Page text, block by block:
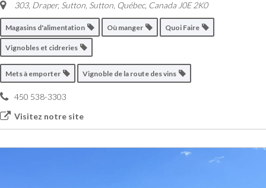
303, Draper, Sutton, Sutton, Québec, CanadaJ0E 2K0
Magasins d'alimentation Où manger Quoi Faire
Vignobles et cidreries
Mets à emporter Vignoble de la route des vins
450 538-3303
Visitez notre site